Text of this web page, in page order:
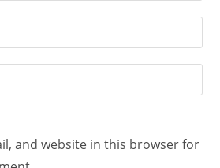
and website in this browser for